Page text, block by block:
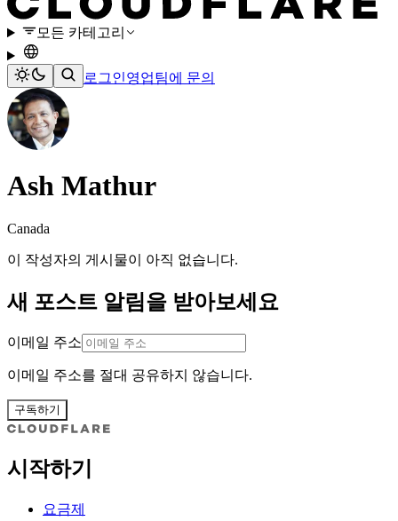
모든 카테고리
로그인영업팀에 문의
Ash Mathur
Canada
이 작성자의 게시물이 아직 없습니다.
새 포스트 알림을 받아보세요
이메일 주소
이메일 주소를 절대 공유하지 않습니다.
구독하기
시작하기
요금제